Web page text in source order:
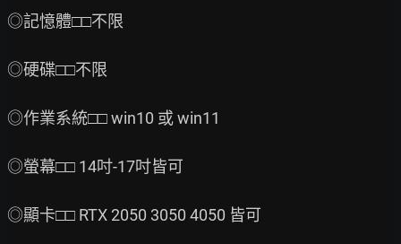
◎記憶體□□不限
◎硬碟□□不限
◎作業系統□□ win10 或 win11
◎螢幕□□ 14吋-17吋皆可
◎顯卡□□ RTX 2050 3050 4050 皆可